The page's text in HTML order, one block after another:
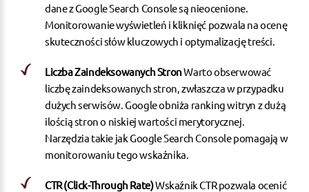
dane z Google Search Console są nieocenione.
Monitorowanie wyświetleń i kliknięć pozwala na ocenę
skuteczności słów kluczowych i optymalizację treści.
Liczba Zaindeksowanych StronWarto obserwować
liczbę zaindeksowanych stron, zwłaszcza w przypadku
dużych serwisów. Google obniża ranking witryn z dużą
ilością stron o niskiej wartości merytorycznej.
Narzędzia takie jak Google Search Console pomagają w
monitorowaniu tego wskaźnika.
CTR (Click-Through Rate)Wskaźnik CTR pozwala ocenić